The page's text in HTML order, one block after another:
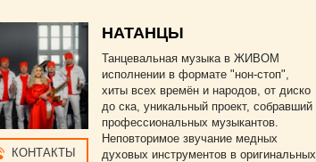
КОНТАКТЫ
НАТАНЦЫ
Танцевальная музыка в ЖИВОМ
исполнении в формате "нон-стоп",
хиты всех времён и народов, от диско
до ска, уникальный проект, собравший
профессиональных музыкантов.
Неповторимое звучание медных
духовых инструментов в оригинальных